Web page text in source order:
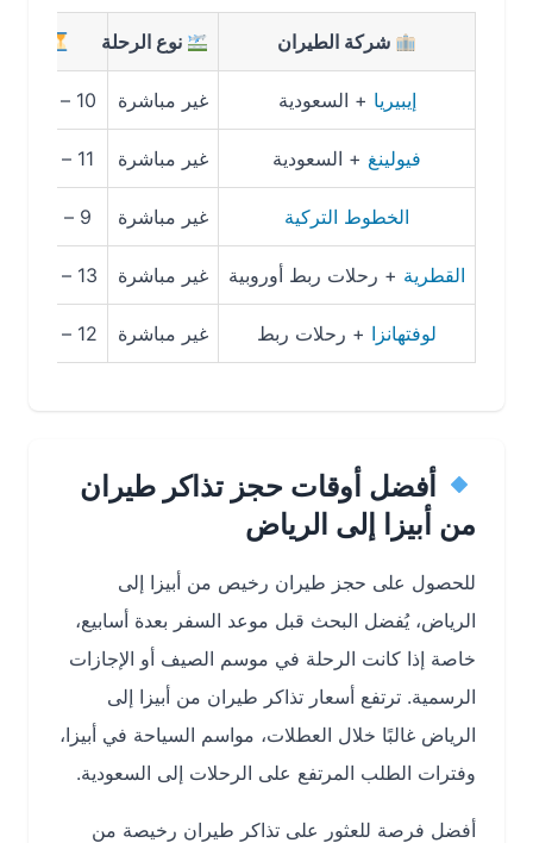
شركة الطيران نوع الرحلة مدة الرحلة
+ السعودية غير مباشرة 10 – 16 ساعة تقريبًا
فيولينغ+ السعودية غير مباشرة 11 – 18 ساعة تقريبًا
الخطوط التركية غير مباشرة 9 – 15 ساعة تقريبًا
القطرية+ رحلات ربط أوروبية غير مباشرة 13 – 22 ساعة تقريبًا
لوفتهانزا+ رحلات ربط غير مباشرة 12 – 20 ساعة تقريبًا
أفضل أوقات حجز تذاكر طيران
من أبيزا إلى الرياض
للحصول على حجز طيران رخيص من أبيزا إلى
الرياض، يُفضل البحث قبل موعد السفر بعدة أسابيع،
خاصة إذا كانت الرحلة في موسم الصيف أو الإجازات
الرسمية. ترتفع أسعار تذاكر طيران من أبيزا إلى
الرياض غالبًا خلال العطلات، مواسم السياحة في أبيزا،
وفترات الطلب المرتفع على الرحلات إلى السعودية.
أفضل فرصة للعثور على تذاكر طيران رخيصة من